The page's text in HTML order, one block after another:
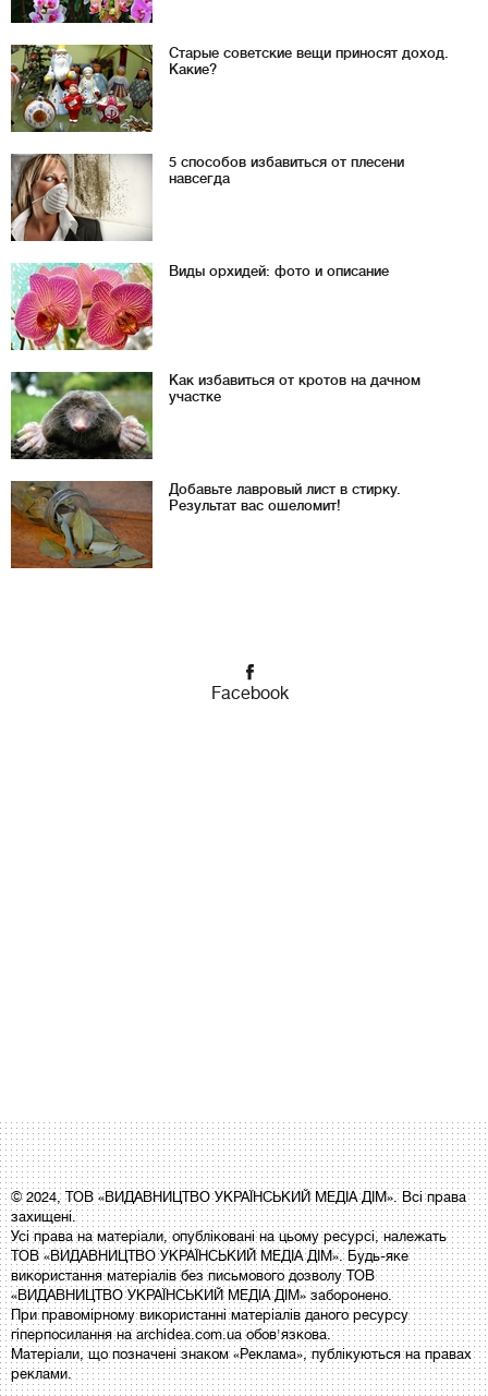
Старые советские вещи приносят доход.
Какие?
5 способов избавиться от плесени
навсегда
Виды орхидей: фото и описание
Как избавиться от кротов на дачном
участке
Добавьте лавровый лист в стирку.
Результат вас ошеломит!
Facebook
© 2024, ТОВ «ВИДАВНИЦТВО УКРАЇНСЬКИЙ МЕДІА ДІМ». Всі права
захищені.
Усі права на матеріали, опубліковані на цьому ресурсі, належать
ТОВ «ВИДАВНИЦТВО УКРАЇНСЬКИЙ МЕДІА ДІМ». Будь-яке
використання матеріалів без письмового дозволу ТОВ
«ВИДАВНИЦТВО УКРАЇНСЬКИЙ МЕДІА ДІМ» заборонено.
При правомірному використанні матеріалів даного ресурсу
гіперпосилання на archidea.com.ua обов'язкова.
Матеріали, що позначені знаком «Реклама», публікуються на правах
реклами.